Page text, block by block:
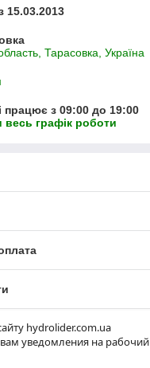
hydrolider.com.ua
уведомления на рабочий
15.03.2013
Тарасовка, Україна
працює з 09:00 до 19:00
весь графік роботи
сайту